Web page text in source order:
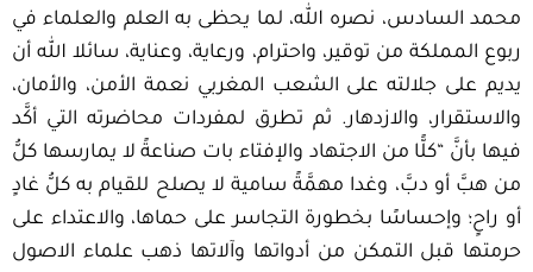
محمد السادس، نصره الله، لما يحظى به العلم والعلماء في
ربوع المملكة من توقير، واحترام، ورعاية، وعناية، سائلا الله أن
يديم على جلالته على الشعب المغربي نعمة الأمن، والأمان،
والاستقرار، والازدهار. ثم تطرق لمفردات محاضرته التي أكَّد
فيها بأنَّ “كلًّا من الاجتهاد والإفتاء بات صناعةً لا يمارسها كلُّ
من هبَّ أو دبَّ، وغدا مهمَّةً سامية لا يصلح للقيام به كلُّ غادٍ
أو راحٍ؛ وإحساسًا بخطورة التجاسر على حماها، والاعتداء على
حرمتها قبل التمكن من أدواتها وآلاتها ذهب علماء الاصول